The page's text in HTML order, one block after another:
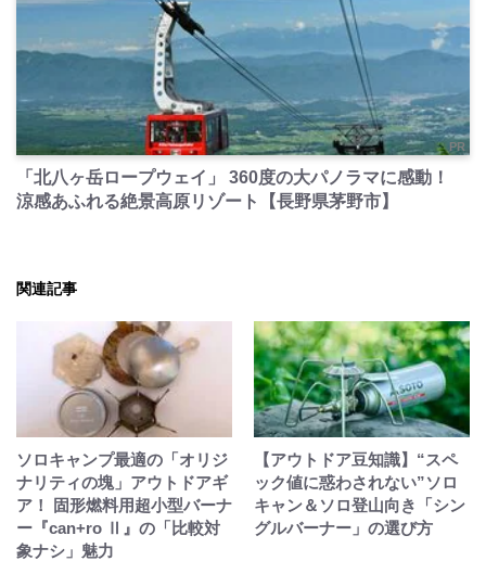
PR
「北八ヶ岳ロープウェイ」 360度の大パノラマに感動！
涼感あふれる絶景高原リゾート【長野県茅野市】
関連記事
ソロキャンプ最適の「オリジ
ナリティの塊」アウトドアギ
ア！ 固形燃料用超小型バーナ
ー『can+ro Ⅱ』の「比較対
象ナシ」魅力
【アウトドア豆知識】“スペ
ック値に惑わされない”ソロ
キャン＆ソロ登山向き「シン
グルバーナー」の選び方